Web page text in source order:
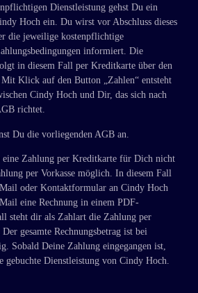
Dienstleistung gehst Du ein
Hoch ein. Du wirst vor Abschluss dieses
die jeweilige kostenpflichtige
informiert. Die
in diesem Fall per Kreditkarte über den
Klick auf den Button „Zahlen“ entsteht
Cindy Hoch und Dir, das sich nach
richtet.
Du die vorliegenden AGB an.
eine Zahlung per Kreditkarte für Dich nicht
per Vorkasse möglich. In diesem Fall
oder Kontaktformular an Cindy Hoch
eine Rechnung in einem PDF-
steht dir als Zahlart die Zahlung per
gesamte Rechnungsbetrag ist bei
Sobald Deine Zahlung eingegangen ist,
gebuchte Dienstleistung von Cindy Hoch.